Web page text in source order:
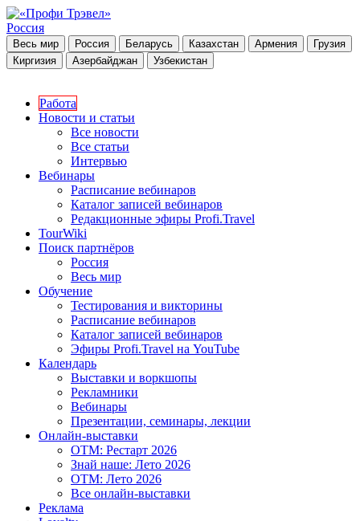
Россия
Весь мир Россия Беларусь Казахстан Армения
Грузия
Киргизия
Азербайджан Узбекистан
Работа
Новости и статьи
Все новости
Все статьи
Интервью
Вебинары
Расписание вебинаров
Каталог записей вебинаров
Редакционные эфиры Profi.Travel
TourWiki
Поиск партнёров
Россия
Весь мир
Обучение
Тестирования и викторины
Расписание вебинаров
Каталог записей вебинаров
Эфиры Profi.Travel на YouTube
Календарь
Выставки и воркшопы
Рекламники
Вебинары
Презентации, семинары, лекции
Онлайн-выставки
OTM: Рестарт 2026
Знай наше: Лето 2026
OTM: Лето 2026
Все онлайн-выставки
Реклама